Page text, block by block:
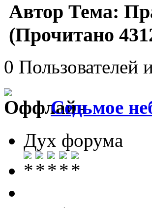
Автор Тема:
(Прочитано
0 Пользователей
Седьмое
Дух форума